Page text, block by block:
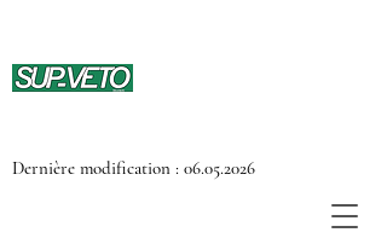
Dernière modification : 06.05.2026